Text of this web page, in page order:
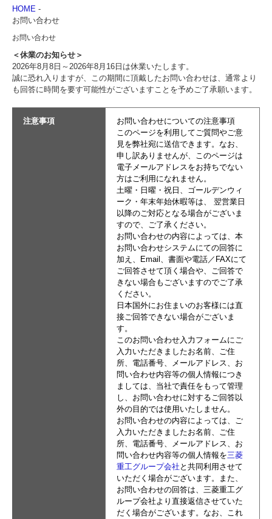
HOME -
お問い合わせ
お問い合わせ
＜休業のお知らせ＞
2026年8月8日～2026年8月16日は休業いたします。
誠に恐れ入りますが、この期間に頂戴したお問い合わせは、通常より
も回答に時間を要す可能性がございますことを予めご了承願います。
注意事項
お問い合わせについての注意事項
このページを利用してご質問やご意
見を弊社宛に送信できます。なお、
申し訳ありませんが、このページは
電子メールアドレスをお持ちでない
方はご利用になれません。
土曜・日曜・祝日、ゴールデンウィ
ーク・年末年始休暇等は、 翌営業日
以降のご対応となる場合がございま
すので、ご了承ください。
お問い合わせの内容によっては、本
お問い合わせシステムにての回答に
加え、Email、書面や電話／FAXにて
ご回答させて頂く場合や、ご回答で
きない場合もございますのでご了承
ください。
日本国外にお住まいのお客様には直
接ご回答できない場合がございま
す。
このお問い合わせ入力フォームにご
入力いただきましたお名前、ご住
所、電話番号、メールアドレス、お
問い合わせ内容等の個人情報につき
ましては、当社で責任をもって管理
し、お問い合わせに対するご回答以
外の目的では使用いたしません。
お問い合わせの内容によっては、ご
入力いただきましたお名前、ご住
所、電話番号、メールアドレス、お
問い合わせ内容等の個人情報を三菱
重工グループ会社 と共同利用させて
いただく場合がございます。また、
お問い合わせの回答は、三菱重工グ
ループ会社より直接返信させていた
だく場合がございます。なお、これ